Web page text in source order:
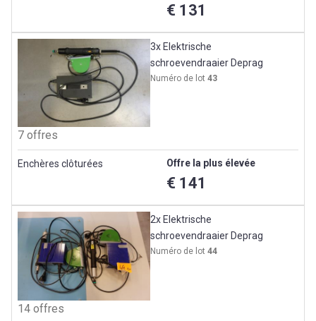
€ 131
3x Elektrische
schroevendraaier Deprag
Numéro de lot43
7 offres
Enchères clôturées Offre la plus élevée
€ 141
2x Elektrische
schroevendraaier Deprag
Numéro de lot44
14 offres